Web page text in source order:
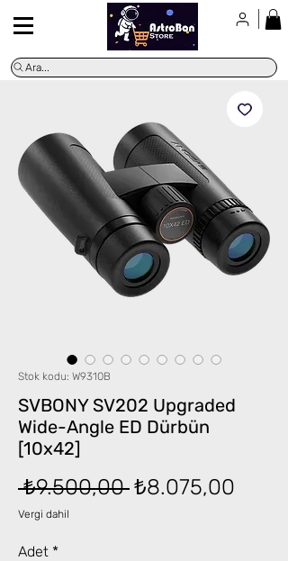
Ara...
Stok kodu: W9310B
SVBONY SV202 Upgraded
Wide-Angle ED Dürbün
[10x42]
₺9.500,00 Normal
₺8.075,00
Vergi dahil
Adet *